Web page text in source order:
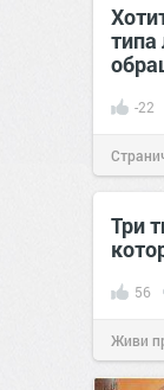
типа
-22
Три
56
Живи